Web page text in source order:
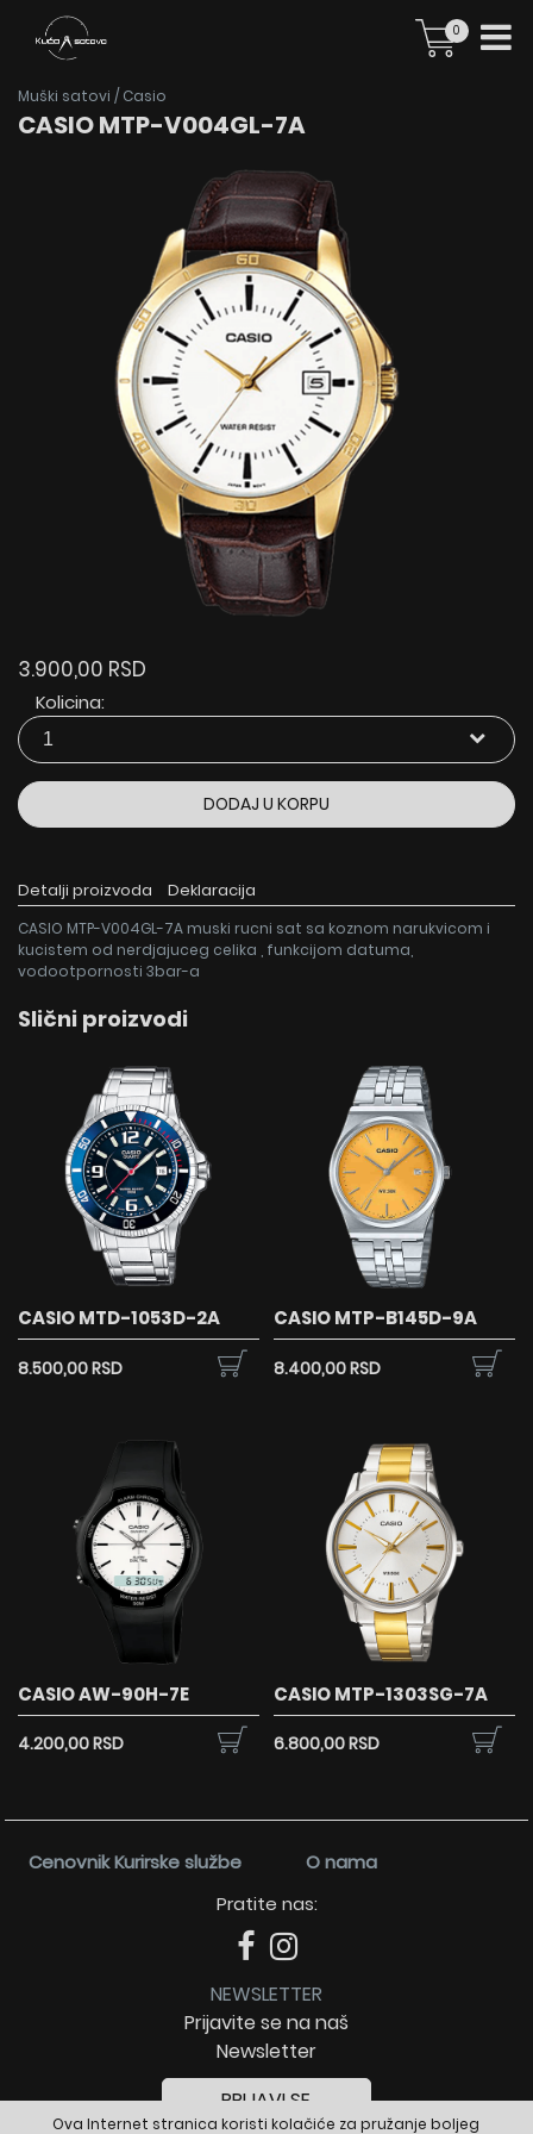
Ova Internet stranica koristi kolačiće za pružanje boljeg
0
Muški satovi / Casio
CASIO MTP-V004GL-7A
3.900,00 RSD
Kolicina:
DODAJ U KORPU
Detalji proizvoda Deklaracija
CASIO MTP-V004GL-7A muski rucni sat sa koznom narukvicom i
kucistem od nerdjajuceg celika , funkcijom datuma,
vodootpornosti 3bar-a
Slični proizvodi
CASIO MTD-1053D-2A
8.500,00 RSD
CASIO MTP-B145D-9A
8.400,00 RSD
CASIO AW-90H-7E
4.200,00 RSD
CASIO MTP-1303SG-7A
6.800,00 RSD
Cenovnik Kurirske službe
O nama
Pratite nas:
NEWSLETTER
Prijavite se na naš
Newsletter
PRIJAVI SE